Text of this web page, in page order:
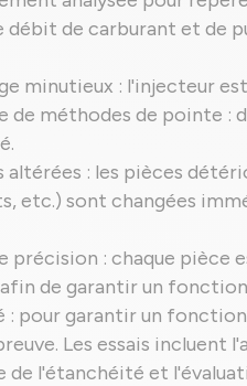
de carburant et de
minutieux : l'injecteur
de méthodes de pointe :
altérées : les pièces
etc.) sont changées
précision : chaque pièce
de garantir un
: pour garantir un
Les essais incluent
l'étanchéité et